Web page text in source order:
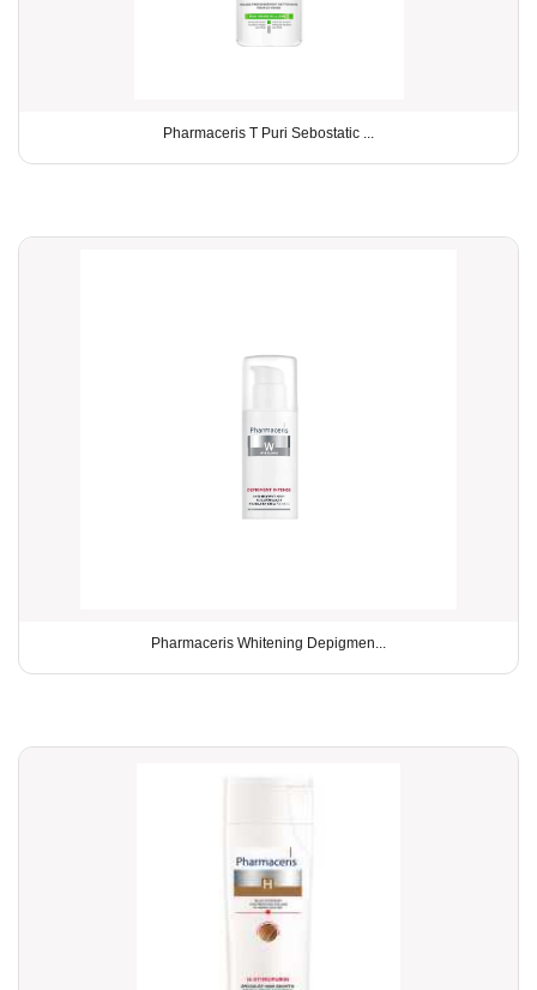
Pharmaceris T Puri Sebostatic ...
Pharmaceris Whitening Depigmen...